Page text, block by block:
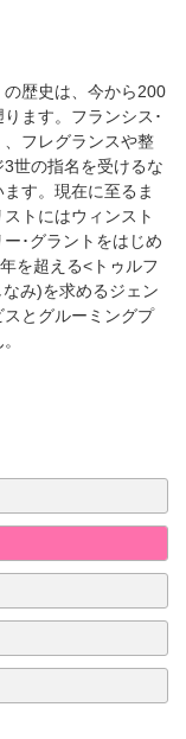
歴史は、今から200
ます。フランシス･
、フレグランスや整
世の指名を受けるな
す。現在に至るま
トにはウィンスト
･グラントをはじめ
を超える<トゥルフ
み)を求めるジェン
スとグルーミングプ